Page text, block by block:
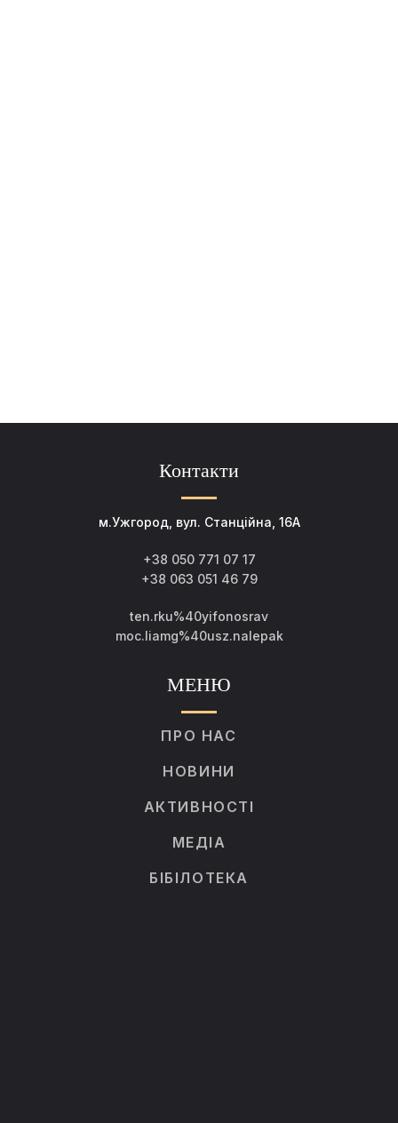
Контакти
м.Ужгород, вул. Станційна, 16А
+38 050 771 07 17
+38 063 051 46 79
ten.rku%40yifonosrav
moc.liamg%40usz.nalepak
МЕНЮ
ПРО НАС
НОВИНИ
АКТИВНОСТІ
МЕДІА
БІБІЛОТЕКА